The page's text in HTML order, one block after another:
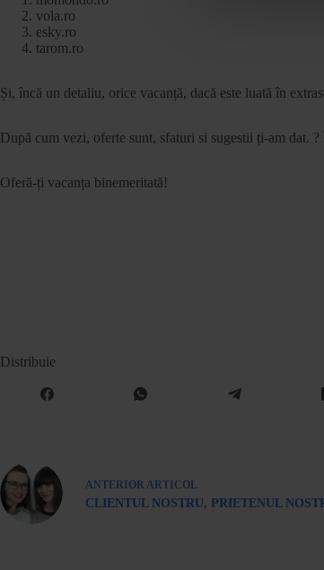
vola.ro
esky.ro
tarom.ro
Și, încă un detaliu, orice vacanță, dacă este luată în
După cum vezi, oferte sunt, sfaturi si sugestii ți-am dat.
Oferă-ți vacanța binemeritată!
Distribuie
ANTERIOR ARTICOL
CLIENTUL NOSTRU, PRIETENUL